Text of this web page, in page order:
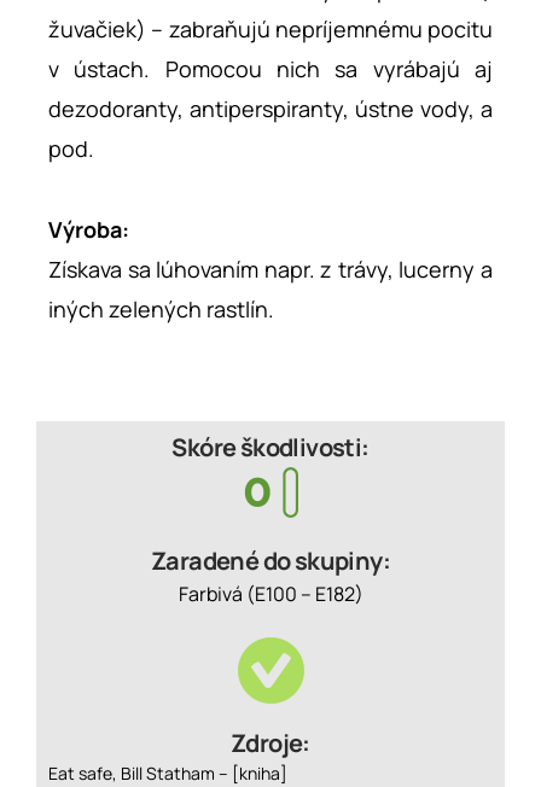
žuvačiek) – zabraňujú nepríjemnému pocitu
v ústach. Pomocou nich sa vyrábajú aj
dezodoranty, antiperspiranty, ústne vody, a
pod.
Výroba:
Získava sa lúhovaním napr. z trávy, lucerny a
iných zelených rastlín.
Skóre škodlivosti:
Zaradené do skupiny:
Farbivá (E100 – E182)
Zdroje:
Eat safe, Bill Statham – [kniha]